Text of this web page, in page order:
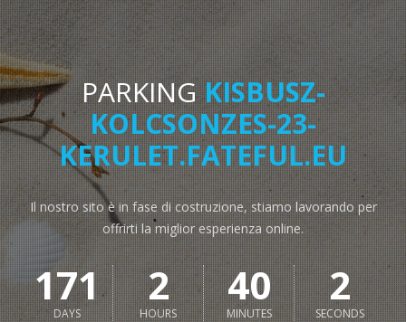
PARKINGKISBUSZ-
KOLCSONZES-23-
KERULET.FATEFUL.EU
Il nostro sito è in fase di costruzione, stiamo lavorando per
offrirti la miglior esperienza online.
171
DAYS
2
HOURS
40
MINUTES
2
SECONDS